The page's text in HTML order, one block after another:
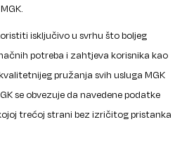
isključivo u svrhu što boljeg
potreba i zahtjeva korisnika kao
pružanja svih usluga MGK
se obvezuje da navedene podatke
trećoj strani bez izričitog pristanka